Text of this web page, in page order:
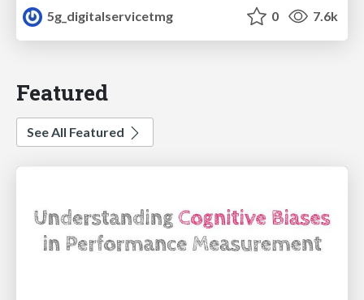
5g_digitalservicetmg
0 7.6k
Featured
See All Featured